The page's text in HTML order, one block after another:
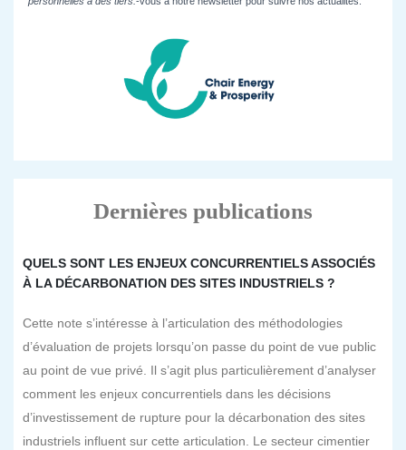
Dernières publications
QUELS SONT LES ENJEUX CONCURRENTIELS ASSOCIÉS
À LA DÉCARBONATION DES SITES INDUSTRIELS ?
Cette note s’intéresse à l’articulation des méthodologies
d’évaluation de projets lorsqu’on passe du point de vue public
au point de vue privé. Il s’agit plus particulièrement d’analyser
comment les enjeux concurrentiels dans les décisions
d’investissement de rupture pour la décarbonation des sites
industriels influent sur cette articulation. Le secteur cimentier